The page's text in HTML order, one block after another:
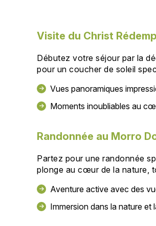
Visite du Christ
Débutez votre séjour par la
pour un coucher de soleil
Vues panoramiques
Moments inoubliables au
Randonnée au Morro
Partez pour une randonnée
plonge au cœur de la nature,
Aventure active avec des
Immersion dans la nature et